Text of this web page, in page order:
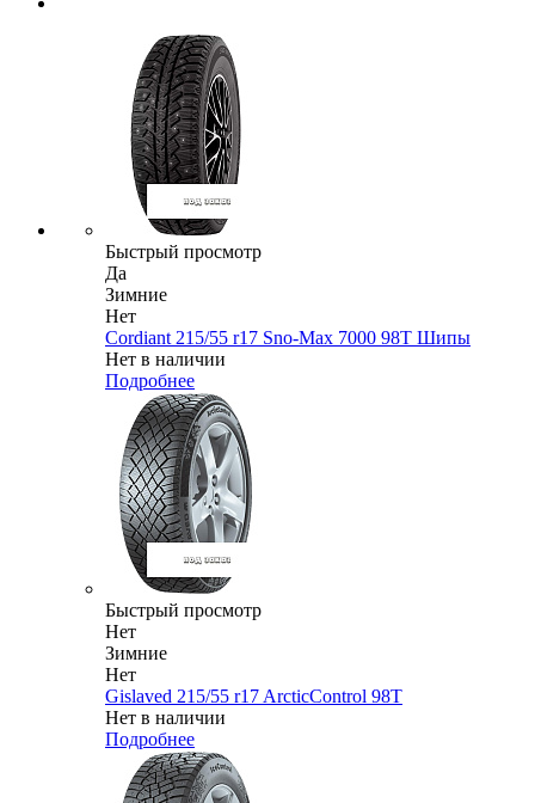
Быстрый просмотр
Да
Зимние
Нет
Cordiant 215/55 r17 Sno-Max 7000 98T Шипы
Нет в наличии
Подробнее
Быстрый просмотр
Нет
Зимние
Нет
Gislaved 215/55 r17 ArcticControl 98T
Нет в наличии
Подробнее